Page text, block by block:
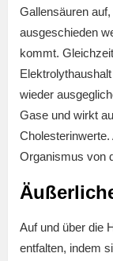
Gallensäuren
ausgeschieden
kommt.
wieder
Gase und wirkt
Organismus von
Auf und über die
entfalten, indem